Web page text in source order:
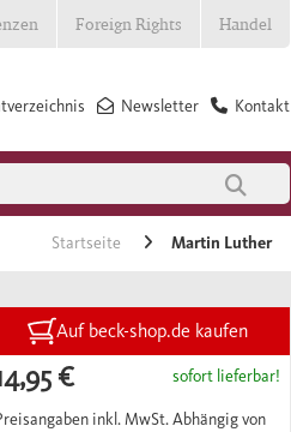
Foreign Rights Handel
Kontakt
Newsletter
Startseite Martin Luther
Auf beck-shop.de kaufen
€ sofort lieferbar!
inkl. MwSt. Abhängig von